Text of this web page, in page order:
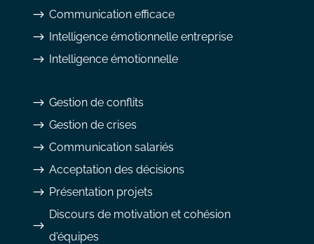
$ Communication efficace
$ Intelligence émotionnelle entreprise
$ Intelligence émotionnelle
$ Gestion de conflits
$ Gestion de crises
$ Communication salariés
$ Acceptation des décisions
$ Présentation projets
$
Discours de motivation et cohésion
d'équipes